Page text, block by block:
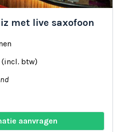
met live saxofoon
(incl. btw)
aanvragen